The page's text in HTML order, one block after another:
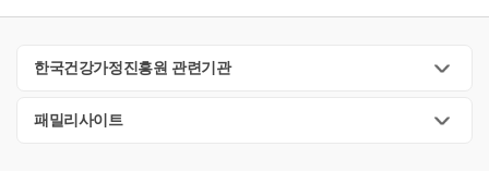
한국건강가정진흥원 관련기관
패밀리사이트